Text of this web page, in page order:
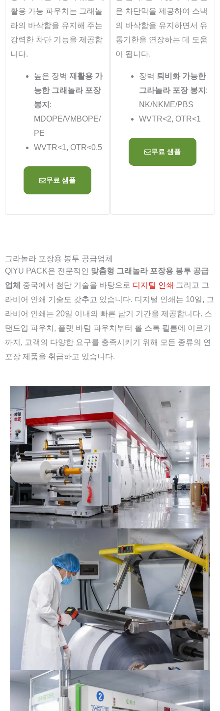
활용 가능 파우치는 그래놀
라의 바삭함을 유지해 주는
강력한 차단 기능을 제공합
니다.
높은 장벽 재활용 가
능한 그래놀라 포장
봉지 :
MDOPE/VMBOPE/
PE
WVTR<1, OTR<0.5
무료 샘플
은 차단막을 제공하여 스낵
의 바삭함을 유지하면서 유
통기한을 연장하는 데 도움
이 됩니다.
장벽 퇴비화 가능한
그라놀라 포장 봉지 :
NK/NKME/PBS
WVTR<2, OTR<1
무료 샘플
그라놀라 포장용 봉투 공급업체
QIYU PACK은 전문적인 맞춤형 그래놀라 포장용 봉투 공급
업체
중국에서 첨단 기술을 바탕으로 디지털 인쇄 그리고 그
라비어 인쇄 기술도 갖추고 있습니다. 디지털 인쇄는 10일, 그
라비어 인쇄는 20일 이내의 빠른 납기 기간을 제공합니다. 스
탠드업 파우치, 플랫 바텀 파우치부터 롤 스톡 필름에 이르기
까지, 고객의 다양한 요구를 충족시키기 위해 모든 종류의 연
포장 제품을 취급하고 있습니다.